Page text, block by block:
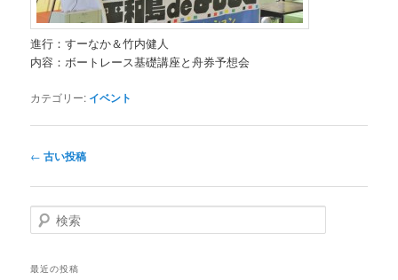
進行：すーなか＆竹内健人
内容：ボートレース基礎講座と舟券予想会
カテゴリー: イベント
投稿ナビゲーション
← 古い投稿
検索
最近の投稿